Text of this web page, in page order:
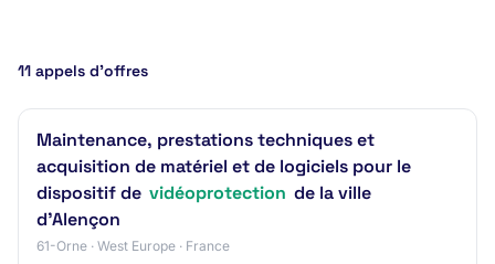
11 appels d’offres
Maintenance, prestations techniques et
acquisition de matériel et de logiciels pour le
dispositif de vidéoprotection de la ville
d'Alençon
61-Orne · West Europe · France